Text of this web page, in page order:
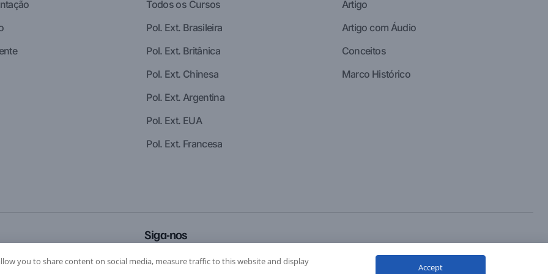
Todos os Cursos
Pol. Ext. Brasileira
Pol. Ext. Britânica
Pol. Ext. Chinesa
Pol. Ext. Argentina
Pol. Ext. EUA
Pol. Ext. Francesa
Artigo
Artigo com Áudio
Conceitos
Marco Histórico
Siga-nos
you to share content on social media, measure traffic to this website and display
Accept